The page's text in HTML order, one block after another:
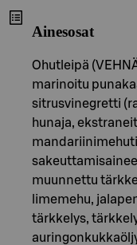
Ainesosat
Ohutleipä
marinoitu
sitrusvinegretti
hunaja,
muunnettu
limemehu,
tärkkelys,